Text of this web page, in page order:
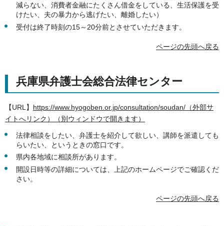
減らない、消費者金融にたくさん借金をしている、生活保護を受
けたい、夫の暴力から逃げたい、離婚したい）
受付は終了時刻の15～20分前とさせていただきます。
ページの先頭へ戻る
兵庫県弁護士会総合法律センター
【URL】 https://www.hyogoben.or.jp/consultation/soudan/（外部サ
イトへリンク）（別ウィンドウで開きます）
法律相談をしたい、弁護士を紹介して欲しい、講師を派遣しても
らいたい、というときの窓口です。
県内各地域に相談所があります。
開設日時等の詳細については、上記のホームページでご確認くだ
さい。
ページの先頭へ戻る